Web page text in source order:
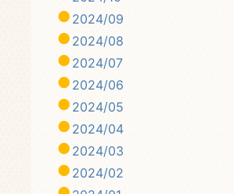
2024/09
2024/08
2024/07
2024/06
2024/05
2024/04
2024/03
2024/02